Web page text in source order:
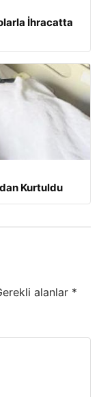
İhracatta
Kurtuldu
alanlar *